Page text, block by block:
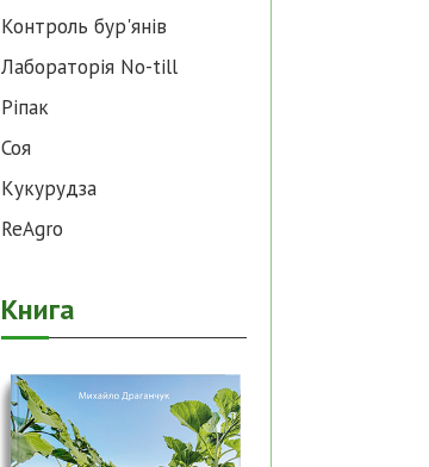
Контроль бур'янів
Лабораторія No-till
Ріпак
Соя
Кукурудза
ReAgro
Книга